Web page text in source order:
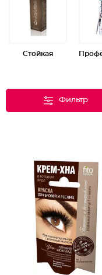
Стойкая
Фильтр